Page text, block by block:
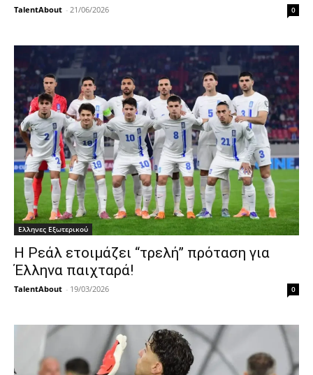
TalentAbout - 21/06/2026 0
Ελληνες Εξωτερικού
Η Ρεάλ ετοιμάζει “τρελή” πρόταση για
Έλληνα παιχταρά!
TalentAbout - 19/03/2026 0